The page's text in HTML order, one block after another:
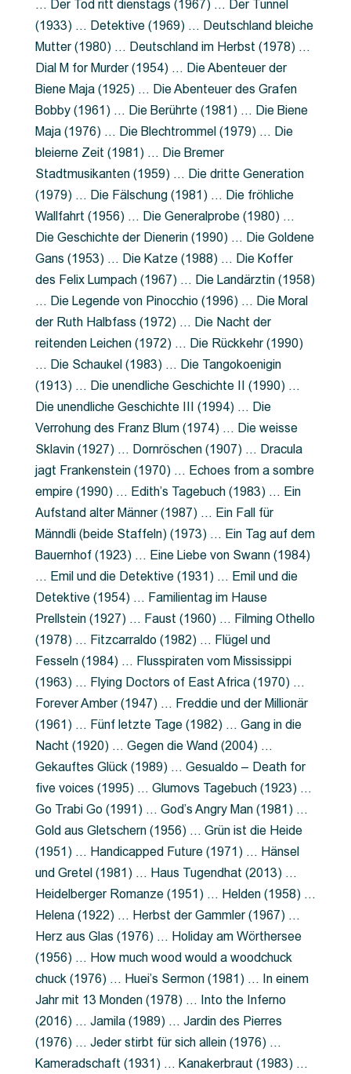
… Der Tod ritt dienstags (1967) … Der Tunnel
(1933) … Detektive (1969) … Deutschland bleiche
Mutter (1980) … Deutschland im Herbst (1978) …
Dial M for Murder (1954) … Die Abenteuer der
Biene Maja (1925) … Die Abenteuer des Grafen
Bobby (1961) … Die Berührte (1981) … Die Biene
Maja (1976) … Die Blechtrommel (1979) … Die
bleierne Zeit (1981) … Die Bremer
Stadtmusikanten (1959) … Die dritte Generation
(1979) … Die Fälschung (1981) … Die fröhliche
Wallfahrt (1956) … Die Generalprobe (1980) …
Die Geschichte der Dienerin (1990) … Die Goldene
Gans (1953) … Die Katze (1988) … Die Koffer
des Felix Lumpach (1967) … Die Landärztin (1958)
… Die Legende von Pinocchio (1996) … Die Moral
der Ruth Halbfass (1972) … Die Nacht der
reitenden Leichen (1972) … Die Rückkehr (1990)
… Die Schaukel (1983) … Die Tangokoenigin
(1913) … Die unendliche Geschichte II (1990) …
Die unendliche Geschichte III (1994) … Die
Verrohung des Franz Blum (1974) … Die weisse
Sklavin (1927) … Dornröschen (1907) … Dracula
jagt Frankenstein (1970) … Echoes from a sombre
empire (1990) … Edith’s Tagebuch (1983) … Ein
Aufstand alter Männer (1987) … Ein Fall für
Männdli (beide Staffeln) (1973) … Ein Tag auf dem
Bauernhof (1923) … Eine Liebe von Swann (1984)
… Emil und die Detektive (1931) … Emil und die
Detektive (1954) … Familientag im Hause
Prellstein (1927) … Faust (1960) … Filming Othello
(1978) … Fitzcarraldo (1982) … Flügel und
Fesseln (1984) … Flusspiraten vom Mississippi
(1963) … Flying Doctors of East Africa (1970) …
Forever Amber (1947) … Freddie und der Millionär
(1961) … Fünf letzte Tage (1982) … Gang in die
Nacht (1920) … Gegen die Wand (2004) …
Gekauftes Glück (1989) … Gesualdo – Death for
five voices (1995) … Glumovs Tagebuch (1923) …
Go Trabi Go (1991) … God’s Angry Man (1981) …
Gold aus Gletschern (1956) … Grün ist die Heide
(1951) … Handicapped Future (1971) … Hänsel
und Gretel (1981) … Haus Tugendhat (2013) …
Heidelberger Romanze (1951) … Helden (1958) …
Helena (1922) … Herbst der Gammler (1967) …
Herz aus Glas (1976) … Holiday am Wörthersee
(1956) … How much wood would a woodchuck
chuck (1976) … Huei’s Sermon (1981) … In einem
Jahr mit 13 Monden (1978) … Into the Inferno
(2016) … Jamila (1989) … Jardin des Pierres
(1976) … Jeder stirbt für sich allein (1976) …
Kameradschaft (1931) … Kanakerbraut (1983) …